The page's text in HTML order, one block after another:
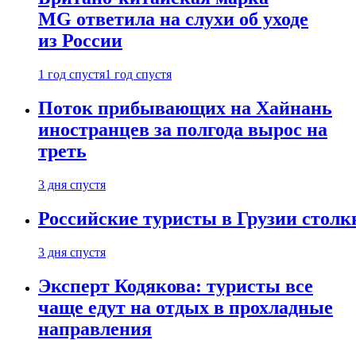
MG ответила на слухи об уходе
из России
1 год спустя1 год спустя
Поток прибывающих на Хайнань
иностранцев за полгода вырос на
треть
3 дня спустя
Российские туристы в Грузии
3 дня спустя
Эксперт Кодякова: туристы все
чаще едут на отдых в прохладные
направления